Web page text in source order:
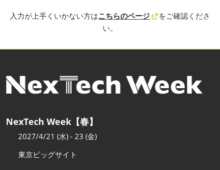
入力が上手くいかない方はこちらのページ
をご確認くださ
い。
NexTech Week【春】
2027/4/21 (水) - 23 (金)
東京ビッグサイト